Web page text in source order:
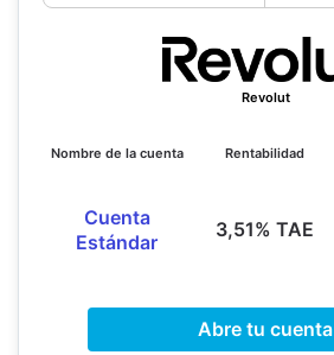
Revolut
Nombre de la cuenta
Cuenta
Estándar
Rentabilidad
3,51% TAE
Abre tu cuenta